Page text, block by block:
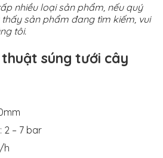
nhiều loại sản phẩm, nếu quý
sản phẩm đang tìm kiếm, vui
tôi.
súng tưới cây
– 7 bar
h